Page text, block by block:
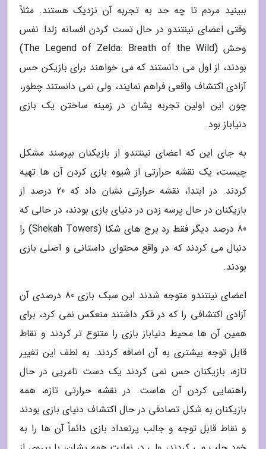
ببینید مردم تا چه حد به تجربه آن نزدیک هستند. مثلاً
وقتی اعضای نینتندو در حال تست کردن افسانه زلدا: نفس
وحش (The Legend of Zelda: Breath of the Wild)
بودند، از اول می دانستند که می خواهند برای بازیکن حس
آزادی اکتشاف واقعی فراهم نمایند، ولی نمی دانستند چطور،
چون این اولین تجربه یشان در زمینه ساختن یک بازی
دنیاباز بود.
به جای این که اعضای نینتندو از بازیکنان بپرسند مشکل
چیست، یک نقشه حرارتی از شیوه بازی کردن آن ها تهیه
کردند. در ابتدا، نقشه حرارتی نشان داد که 20 درصد از
بازیکنان در حال پرسه زدن در دنیای بازی بودند، در حالی که
80 درصد دیگر فقط رد برج های شکا (Shekah Towers) را
دنبال می کردند که در واقع محتوای داستانی و اصلی بازی
بودند.
اعضای نینتندو متوجه شدند این سبک بازی 80 درصدی آن
آزادی اکتشافی را که در فکر داشتند منعکس نمی کرد، برای
همین آن ها محیط دنیاباز بازی را متنوع تر کردند و نقاط
قابل توجه بیشتری به آن اضافه کردند. به لطف این تغییر
تازه، بازیکنان حس نمی کردند یک دست نامریی در حال
راهنمایی کردن آن هاست. در نقشه حرارتی تازه، همه
بازیکنان به شکل تصادفی در حال اکتشاف دنیای بازی بودند
و نقاط قابل توجه و جالب پرتعداد بازی دائماً آن ها را به